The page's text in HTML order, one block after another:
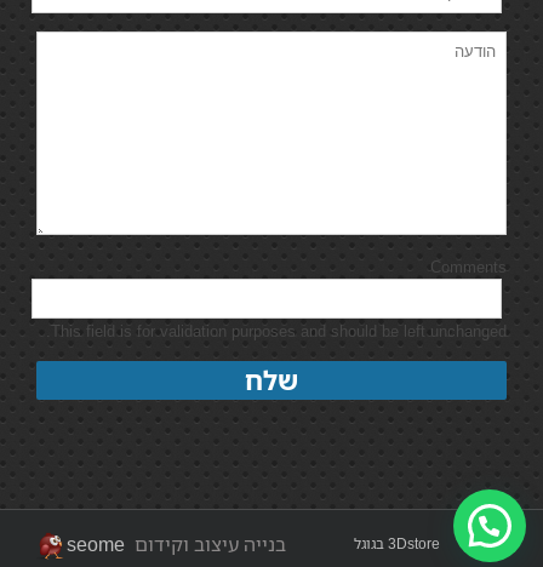
Comments
This field is for validation purposes and should be left unchanged.
בנייה עיצוב וקידום seome 3Dstore בגוגל